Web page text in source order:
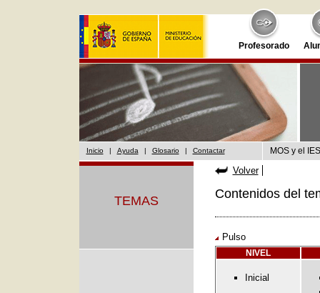
Profesorado
Inicio | Ayuda | Glosario | Contactar MOS y el
TEMAS
Volver
Contenidos del
Pulso
NIVEL
Inicial